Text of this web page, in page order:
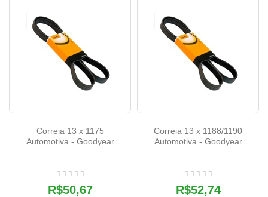
Correia 13 x 1175
Automotiva - Goodyear
R$50,67
Correia 13 x 1188/1190
Automotiva - Goodyear
R$52,74